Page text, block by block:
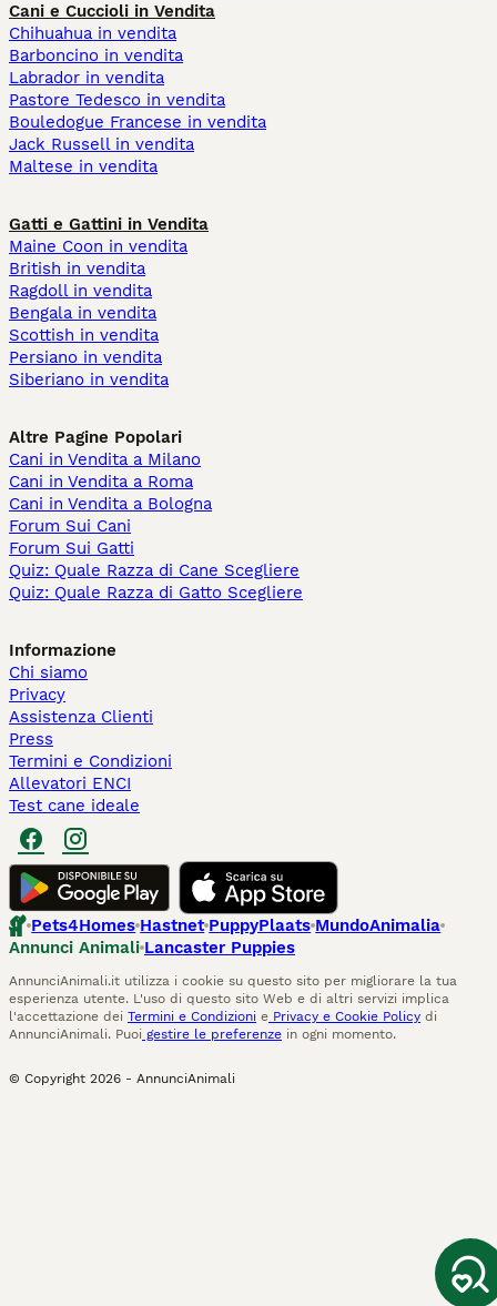
Cani e Cuccioli in Vendita
Chihuahua in vendita
Barboncino in vendita
Labrador in vendita
Pastore Tedesco in vendita
Bouledogue Francese in vendita
Jack Russell in vendita
Maltese in vendita
Gatti e Gattini in Vendita
Maine Coon in vendita
British in vendita
Ragdoll in vendita
Bengala in vendita
Scottish in vendita
Persiano in vendita
Siberiano in vendita
Altre Pagine Popolari
Cani in Vendita a Milano
Cani in Vendita a Roma
Cani in Vendita a Bologna
Forum Sui Cani
Forum Sui Gatti
Quiz: Quale Razza di Cane Scegliere
Quiz: Quale Razza di Gatto Scegliere
Informazione
Chi siamo
Privacy
Assistenza Clienti
Press
Termini e Condizioni
Allevatori ENCI
Test cane ideale
Pets4Homes Hastnet PuppyPlaats MundoAnimalia
Annunci Animali Lancaster Puppies
AnnunciAnimali.it utilizza i cookie su questo sito per migliorare la tua
esperienza utente. L'uso di questo sito Web e di altri servizi implica
l'accettazione dei Termini e Condizioni e Privacy e Cookie Policy di
AnnunciAnimali. Puoi gestire le preferenze in ogni momento.
© Copyright 2026 - AnnunciAnimali